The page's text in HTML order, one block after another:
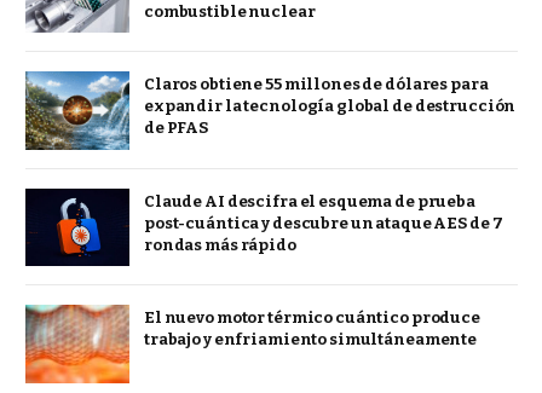
combustible nuclear
Claros obtiene 55 millones de dólares para
expandir la tecnología global de destrucción
de PFAS
Claude AI descifra el esquema de prueba
post-cuántica y descubre un ataque AES de 7
rondas más rápido
El nuevo motor térmico cuántico produce
trabajo y enfriamiento simultáneamente